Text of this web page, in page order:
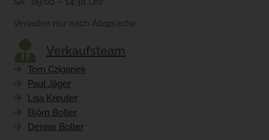
Verladen nur nach Absprache
Verkaufsteam
Tom Cziganek
Paul Jäger
Lisa Kreuter
Björn Boller
Denise Boller